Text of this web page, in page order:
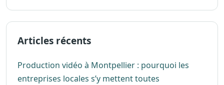
Articles récents
Production vidéo à Montpellier : pourquoi les
entreprises locales s’y mettent toutes